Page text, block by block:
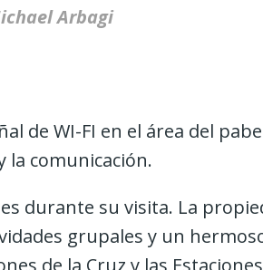
Arbagi
de WI-FI en el área del
la comunicación.
durante su visita. La
grupales y un